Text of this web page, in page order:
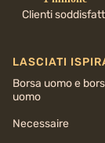
Clienti
LASCIATI
Borsa uomo e
uomo
Necessaire